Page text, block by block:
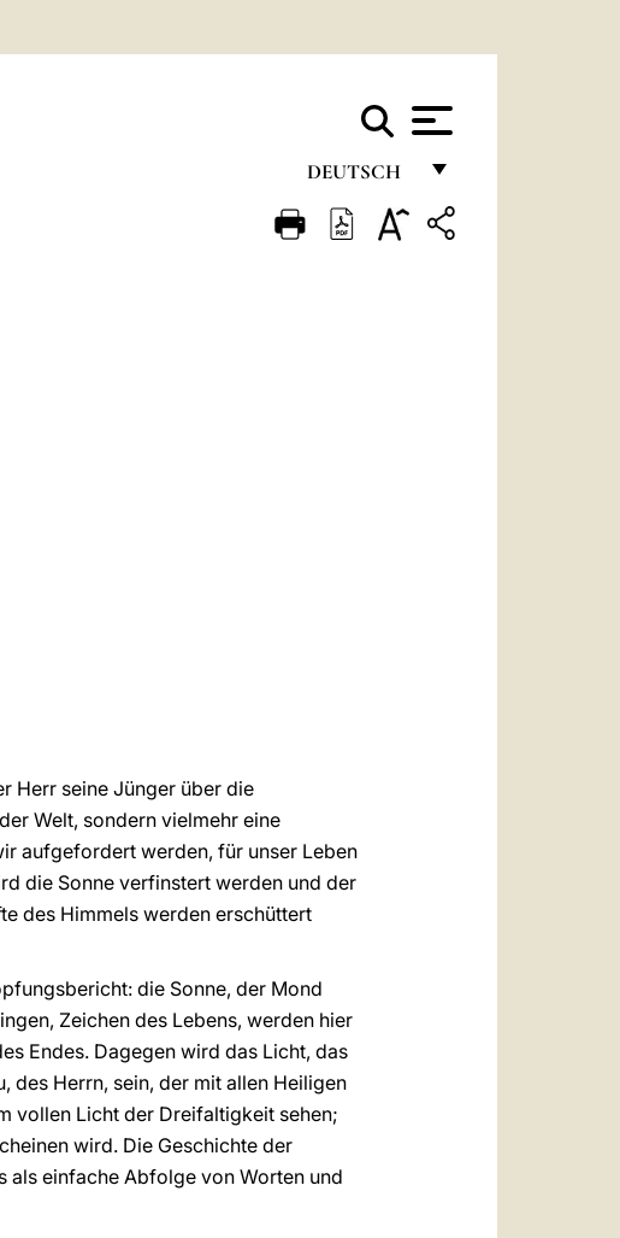
DEUTSCH
FRANÇAIS
Herr seine Jünger über die
Welt, sondern vielmehr eine
aufgefordert werden, für unser Leben
die Sonne verfinstert werden und der
des Himmels werden erschüttert
die Sonne, der Mond
Zeichen des Lebens, werden hier
Endes. Dagegen wird das Licht, das
des Herrn, sein, der mit allen Heiligen
vollen Licht der Dreifaltigkeit sehen;
wird. Die Geschichte der
als einfache Abfolge von Worten und